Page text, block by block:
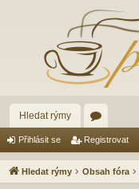
Hledat rýmy
ór
a
Přihlásit se Registrovat
Hledat rýmy Obsah fóra